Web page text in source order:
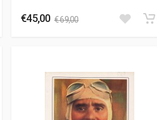
€45,00 € 69,00